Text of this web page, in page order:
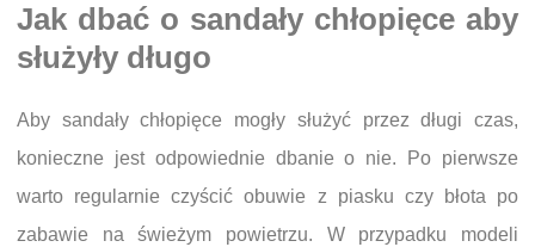
Jak dbać o sandały chłopięce aby
służyły długo
Aby sandały chłopięce mogły służyć przez długi czas,
konieczne jest odpowiednie dbanie o nie. Po pierwsze
warto regularnie czyścić obuwie z piasku czy błota po
zabawie na świeżym powietrzu. W przypadku modeli